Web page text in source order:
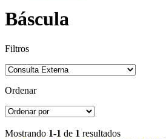
Báscula
Filtros
Ordenar
Mostrando 1-1 de 1 resultados